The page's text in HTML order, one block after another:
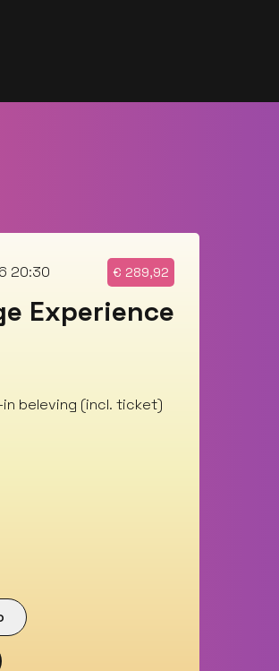
20:30 € 289,92
Experience
in beleving (incl. ticket)